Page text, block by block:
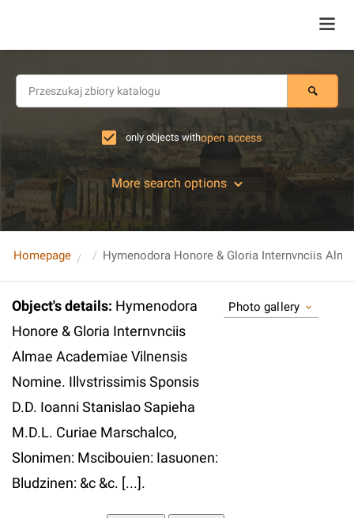
only objects withopen access
More search options
Homepage
Object's details: Hymenodora
Honore & Gloria Internvnciis
Almae Academiae Vilnensis
Nomine. Illvstrissimis Sponsis
D.D. Ioanni Stanislao Sapieha
M.D.L. Curiae Marschalco,
Slonimen: Mscibouien: Iasuonen:
Bludzinen: &c &c. [...].
Photo gallery